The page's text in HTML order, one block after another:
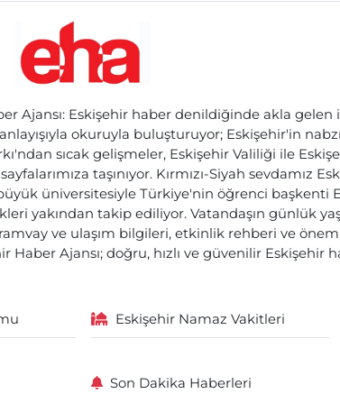
Ajansı: Eskişehir haber denildiğinde akla gelen
okuruyla buluşturuyor; Eskişehir'in
sıcak gelişmeler, Eskişehir Valiliği ile
taşınıyor. Kırmızı-Siyah sevdamız
üniversitesiyle Türkiye'nin öğrenci başkenti
yakından takip ediliyor. Vatandaşın günlük
ve ulaşım bilgileri, etkinlik rehberi ve
Ajansı; doğru, hızlı ve güvenilir Eskişehir
Eskişehir Namaz Vakitleri
Son Dakika Haberleri